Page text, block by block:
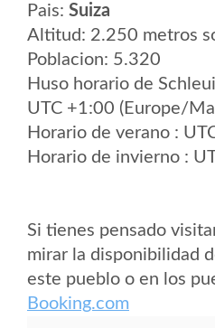
Pais: Suiza
Altitud: 2.250 metros
Poblacion: 5.320
Huso horario de
UTC +1:00 (Europe/
Horario de verano :
Horario de invierno :
Si tienes pensado
mirar la disponibilidad
este pueblo o en los
Booking.com